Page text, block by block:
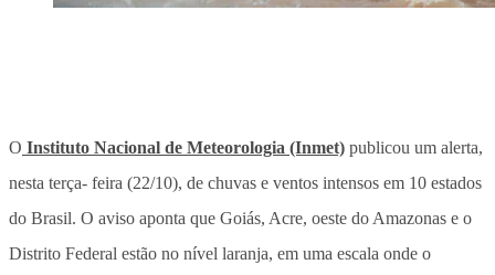
O Instituto Nacional de Meteorologia (Inmet) publicou um alerta,
nesta terça- feira (22/10), de chuvas e ventos intensos em 10 estados
do Brasil. O aviso aponta que Goiás, Acre, oeste do Amazonas e o
Distrito Federal estão no nível laranja, em uma escala onde o